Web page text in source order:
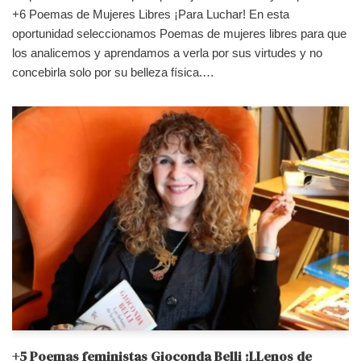
+6 Poemas de Mujeres Libres ¡Para Luchar! En esta
oportunidad seleccionamos Poemas de mujeres libres para que
los analicemos y aprendamos a verla por sus virtudes y no
concebirla solo por su belleza física.…
+5 Poemas feministas Gioconda Belli ¡LLenos de